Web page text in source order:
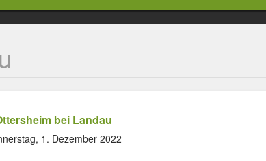
bei Landau
1. Dezember 2022